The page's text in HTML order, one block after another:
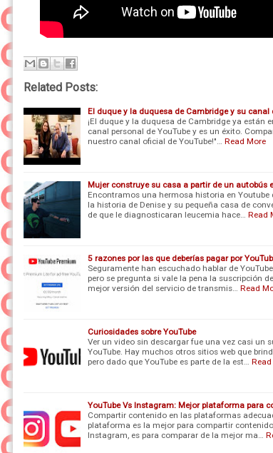
Related Posts:
El duque y la duquesa de Cambridge y su canal
¡El duque y la duquesa de Cambridge ya están
canal personal de YouTube y es un éxito.
nuestro canal oficial de YouTube!"…
Read More
Mujer construye su casa a partir de un autobús
Encontramos una hermosa historia en
la historia de Denise y su pequeña casa de
de que le diagnosticaran leucemia hace…
Read
5 razones por las que deberías pagar por
Seguramente han escuchado hablar de
pero se pregunta si vale la pena la suscripción
mejor versión del servicio de transmis…
Read
Curiosidades sobre YouTube
Ver un video sin descargar fue una vez casi un
YouTube. Hay muchos otros sitios web que
pero dado que YouTube es parte de la est…
YouTube Vs Instagram: Mejor plataforma para
Compartir contenido en las plataformas
plataforma es la mejor para compartir
Instagram, es para comparar de la mejor ma…